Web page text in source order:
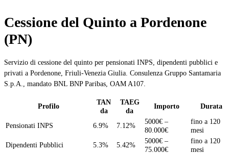
Cessione del Quinto a Pordenone
(PN)
Servizio di cessione del quinto per pensionati INPS, dipendenti pubblici e
privati a Pordenone, Friuli-Venezia Giulia. Consulenza Gruppo Santamaria
S.p.A., mandato BNL BNP Paribas, OAM A107.
Profilo
TAN
da
TAEG
da
Importo Durata
Pensionati INPS 6.9% 7.12%
5000€ –
80.000€
fino a 120
mesi
Dipendenti Pubblici
5.3% 5.42%
5000€ –
75.000€
fino a 120
mesi